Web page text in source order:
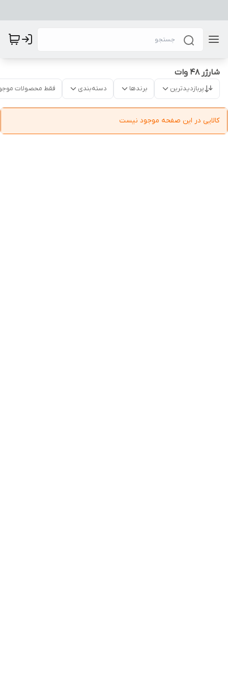
شارژر 48 وات
پربازدیدترین برندها دسته‌بندی فقط محصولات
کالایی در این صفحه موجود نیست